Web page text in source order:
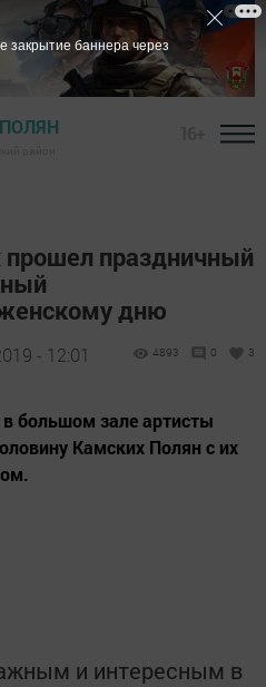
праздничный
дню
- 12:01 4893 0 3
большом зале артисты
Камских Полян с их
и интересным в
закрытие баннера через